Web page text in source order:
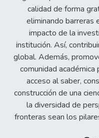
calidad de forma
eliminando barreras
impacto de la
institución. Así,
global. Además,
comunidad
acceso al saber,
construcción de una
la diversidad de
fronteras sean los